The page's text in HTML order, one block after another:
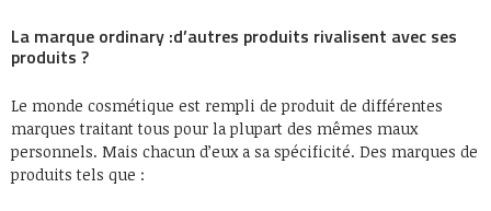
La marque ordinary :d’autres produits rivalisent avec ses
produits ?
Le monde cosmétique est rempli de produit de différentes
marques traitant tous pour la plupart des mêmes maux
personnels. Mais chacun d’eux a sa spécificité. Des marques de
produits tels que :